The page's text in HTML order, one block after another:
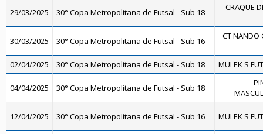
29/03/2025 30° Copa Metropolitana de Futsal - Sub 18 CRAQUE
30/03/2025 30° Copa Metropolitana de Futsal - Sub 16 CT NANDO
02/04/2025 30° Copa Metropolitana de Futsal - Sub 18 MULEK S
04/04/2025 30° Copa Metropolitana de Futsal - Sub 18
12/04/2025 30° Copa Metropolitana de Futsal - Sub 16 MULEK S